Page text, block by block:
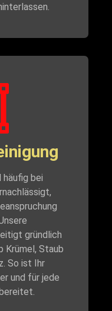
bei
gründlich
Krümel, Staub
So ist Ihr
und für jede